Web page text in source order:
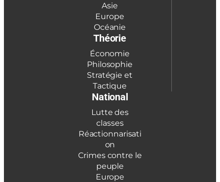
Asie
Europe
Océanie
Théorie
Économie
Philosophie
Stratégie et
Tactique
National
Lutte des
classes
Réactionnarisati
on
Crimes contre le
peuple
Europe